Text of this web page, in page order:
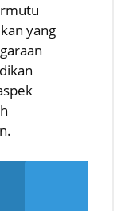
yang